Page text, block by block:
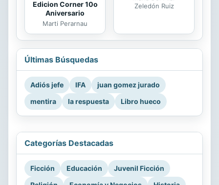
Edicion Corner 10o
Aniversario
Marti Perarnau
Zeledón Ruiz
Últimas Búsquedas
Adiós jefe IFA
juan gomez jurado
mentira
la respuesta Libro hueco
Categorías Destacadas
Ficción Educación
Juvenil Ficción